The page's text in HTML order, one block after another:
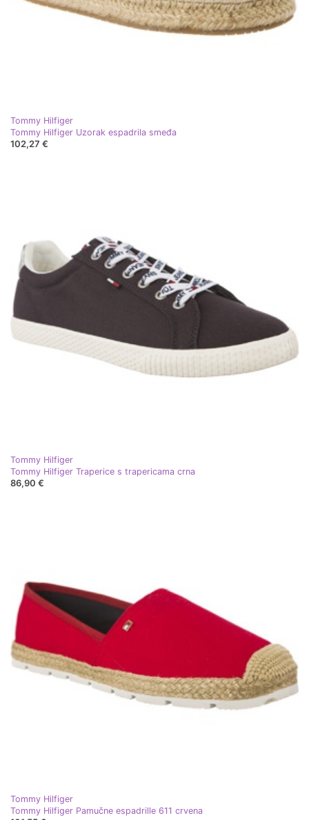
Tommy Hilfiger
Tommy Hilfiger Uzorak espadrila smeđa
102,27 €
Tommy Hilfiger
Tommy Hilfiger Traperice s trapericama crna
86,90 €
Tommy Hilfiger
Tommy Hilfiger Pamučne espadrille 611 crvena